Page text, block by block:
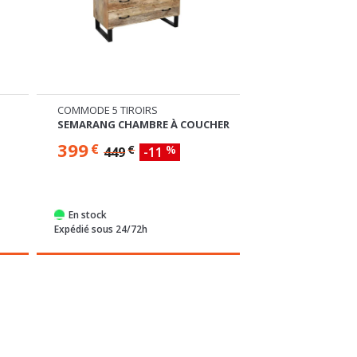
COMMODE 3 TIROIRS
INGALILL
115€
Commandable
Expédié sous 4 semaines